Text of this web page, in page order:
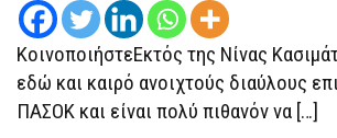
ΚοινοποιήστεΕκτός της Νίνας
εδώ και καιρό ανοιχτούς διαύλους
ΠΑΣΟΚ και είναι πολύ πιθανόν να […]